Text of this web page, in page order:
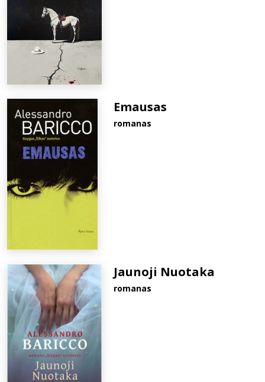
Emausas
romanas
Jaunoji Nuotaka
romanas